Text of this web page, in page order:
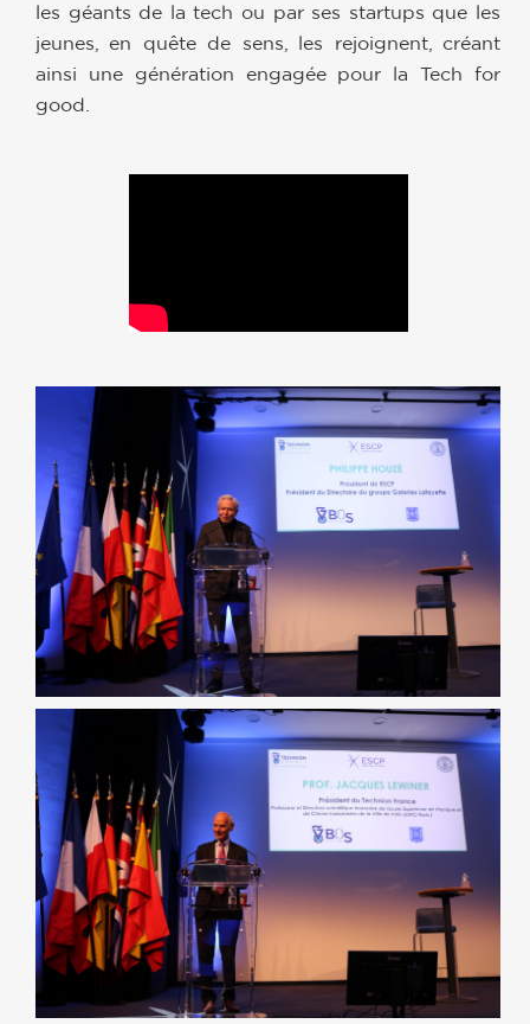
les géants de la tech ou par ses startups que les
jeunes, en quête de sens, les rejoignent, créant
ainsi une génération engagée pour la Tech for
good.